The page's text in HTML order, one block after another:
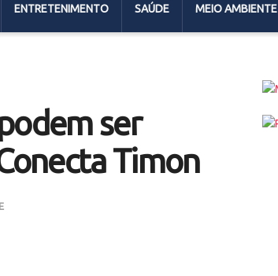
ENTRETENIMENTO SAÚDE MEIO AMBIENTE
ser
Timon